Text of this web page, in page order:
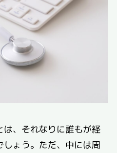
、それなりに誰もが経
ょう。ただ、中には周